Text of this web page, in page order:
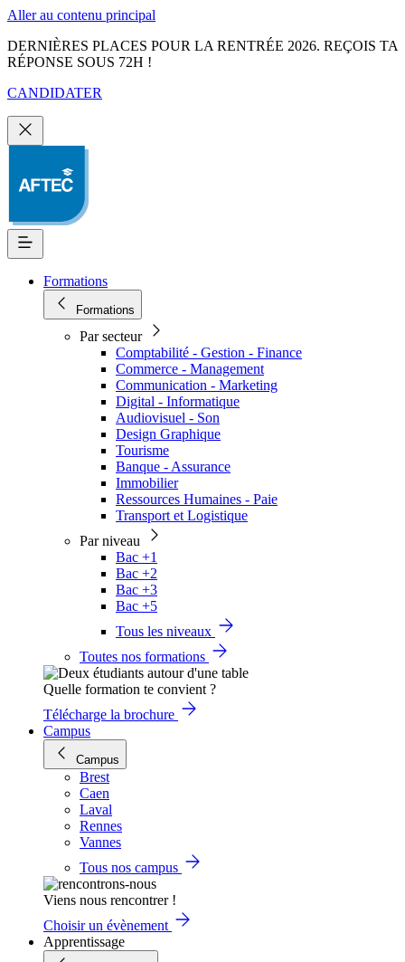
Aller au contenu principal
DERNIÈRES PLACES POUR LA RENTRÉE 2026. REÇOIS TA
RÉPONSE SOUS 72H !
CANDIDATER
Formations
Formations
Par secteur
Comptabilité - Gestion - Finance
Commerce - Management
Communication - Marketing
Digital - Informatique
Audiovisuel - Son
Design Graphique
Tourisme
Banque - Assurance
Immobilier
Ressources Humaines - Paie
Transport et Logistique
Par niveau
Bac +1
Bac +2
Bac +3
Bac +5
Tous les niveaux
Toutes nos formations
Quelle formation te convient ?
Télécharge la brochure
Campus
Campus
Brest
Caen
Laval
Rennes
Vannes
Tous nos campus
Viens nous rencontrer !
Choisir un évènement
Apprentissage